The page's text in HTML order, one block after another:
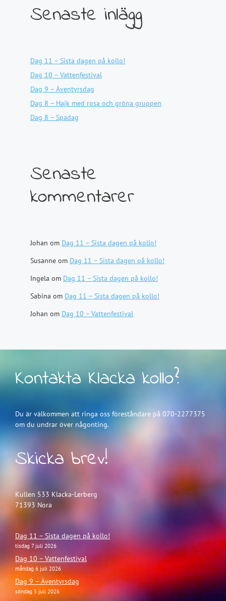
Senaste inlägg
Dag 11 – Sista dagen på kollo!
Dag 10 – Vattenfestival
Dag 9 – Äventyrsdag
Dag 8 – Hajk med rosa och gröna gruppen
Dag 8 – Spadag
Senaste
kommentarer
Johan om Dag 11 – Sista dagen på kollo!
Susanne om Dag 11 – Sista dagen på kollo!
Ingela om Dag 11 – Sista dagen på kollo!
Sabina om Dag 11 – Sista dagen på kollo!
Johan om Dag 10 – Vattenfestival
Kontakta Klacka kollo?
Du är välkommen att ringa oss föreståndare på 070-2277375
om du undrar över någonting.
Skicka brev!
Kullen 533 Klacka-Lerberg
71393 Nora
Dag 11 – Sista dagen på kollo!
tisdag 7 juli 2026
Dag 10 – Vattenfestival
måndag 6 juli 2026
Dag 9 – Äventyrsdag
söndag 5 juli 2026